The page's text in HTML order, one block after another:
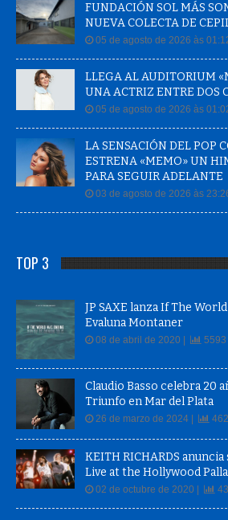
FUNDACIÓN SOL MÁS
NUEVA COLECTA DE
05 de agosto de 2026 às
LLEGA AL AUDITORIUM
UNA ACTRIZ ENTRE DOS
05 de agosto de 2026 às
LA SENSACIÓN DEL POP
ESTRENA «MEMO» UN
PARA SEGUIR ADELANTE
03 de agosto de 2026 às
TOP 3
JP SAXE lanza If The
Evaluna Montaner
08 de abril de 2020 | 5593
Claudio Basso celebra 20
Triunfo en Mar del Plata
26 de marzo de 2024 |
KEITH RICHARDS
Live at the Hollywood
02 de octubre de 2020 |